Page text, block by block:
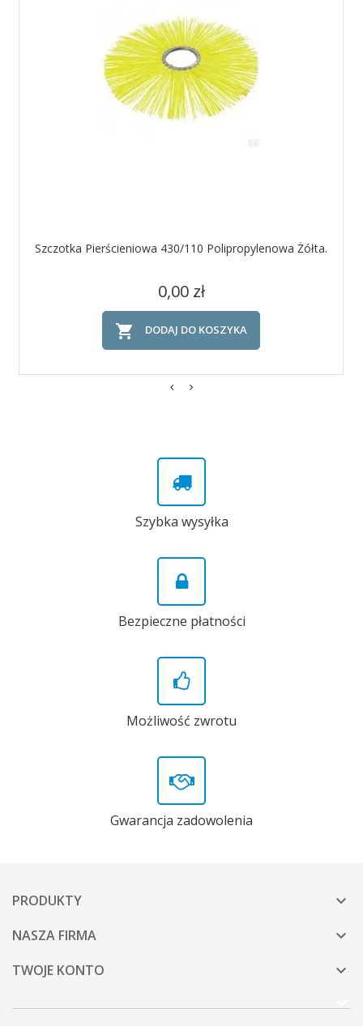
Szczotka Pierścieniowa 430/110 Polipropylenowa Żółta.
Cena
0,00 zł
 DODAJ DO KOSZYKA
Szybka wysyłka
Bezpieczne płatności
Możliwość zwrotu
Gwarancja zadowolenia
PRODUKTY 
NASZA FIRMA 
TWOJE KONTO 